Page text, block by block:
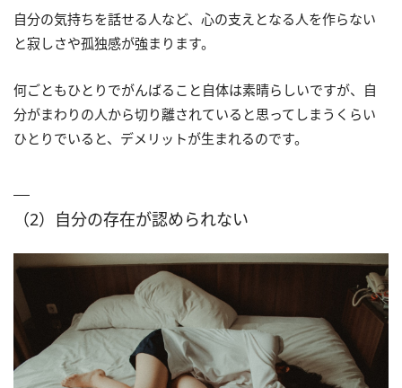
自分の気持ちを話せる人など、心の支えとなる人を作らない
と寂しさや孤独感が強まります。
何ごともひとりでがんばること自体は素晴らしいですが、自
分がまわりの人から切り離されていると思ってしまうくらい
ひとりでいると、デメリットが生まれるのです。
（2）自分の存在が認められない